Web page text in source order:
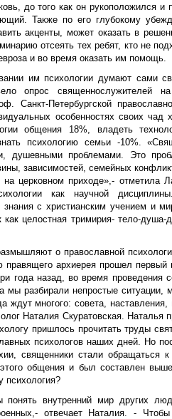
до того как он рукоположился и
Также по его глубокому
акценты, может оказать в
отсеять тех ребят, кто не
и во время оказать им помощь.
им психологии думают сами
опрос священнослужителей
Санкт-Петербургской
особенностях своих
общения 18%, владеть
психологию семьи -10%.
душевными проблемами. Это
зависимостей, семейных
на церковном приходе»,-
как научной
знания с христианским учением и
как целостная тримирия- тело-
о православной
правящего архиерея прошел первый
года назад, во время проведения
мы разбирали непростые
ждут многого: совета,
Наталия Скуратовская.
пришлось прочитать труды
психологов наших дней. Но
священники стали обращаться
общения и был составлен
психология?
понять внутренний мир других
отвечает Наталия. -